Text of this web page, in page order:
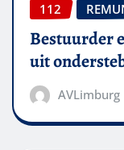
112
Bestuurder
uit
AVLimburg